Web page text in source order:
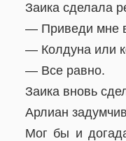
Заика сделала
— Приведи мне
— Колдуна или
— Все равно.
Заика вновь
Арлиан
Мог бы и